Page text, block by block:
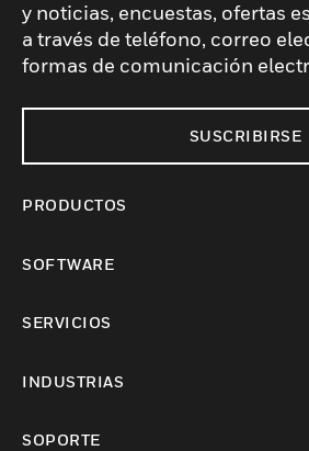
y noticias, encuestas, ofertas
a través de teléfono, correo
formas de comunicación
SUSCRIBIRSE
PRODUCTOS
SOFTWARE
SERVICIOS
INDUSTRIAS
SOPORTE